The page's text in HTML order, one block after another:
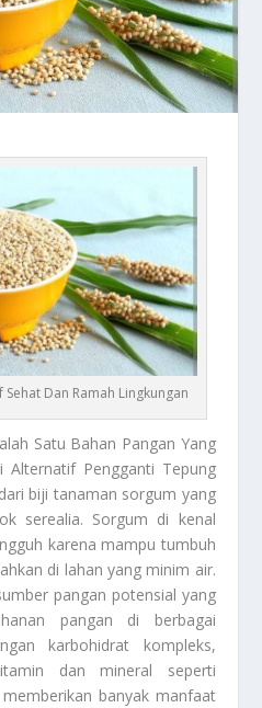
Dan Ramah Lingkungan
Satu Bahan Pangan Yang
Alternatif Pengganti Tepung
biji tanaman sorgum yang
serealia. Sorgum di kenal
karena mampu tumbuh
di lahan yang minim air.
pangan potensial yang
pangan di berbagai
karbohidrat kompleks,
dan mineral seperti
banyak manfaat